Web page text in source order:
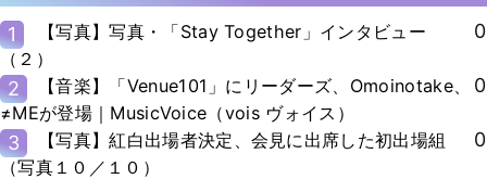
1
【写真】写真・「Stay Together」インタビュー
（２）
0
2
【音楽】「Venue101」にリーダーズ、Omoinotake、
≠MEが登場｜MusicVoice（vois ヴォイス）
0
3
【写真】紅白出場者決定、会見に出席した初出場組
（写真１０／１０）
0